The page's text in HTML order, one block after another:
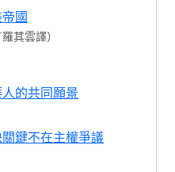
國
其雲譯）
的共同願景
鍵不在主權爭議